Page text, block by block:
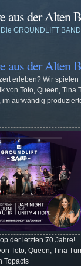
der Alten
GROUNDLIFT
der Alten
erleben? Wir
von Toto, Queen, Tina
aufwändig
der letzten 70 Jahre!
Toto, Queen, Tina
Topacts